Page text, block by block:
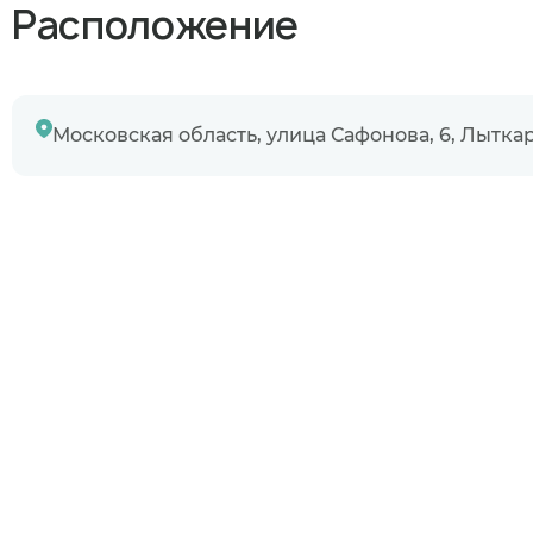
Расположение
Московская область, улица Сафонова, 6,